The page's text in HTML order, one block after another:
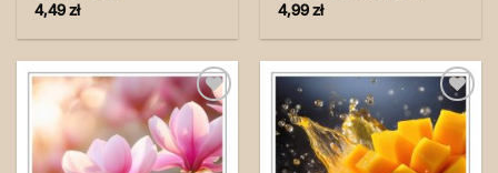
4,49zł
4,99zł
Zapisz
na
później!
Zapisz
na
później!